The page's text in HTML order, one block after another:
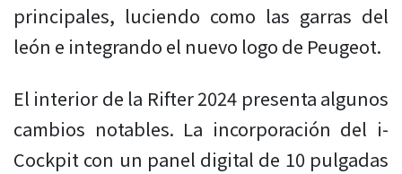
principales, luciendo como las garras del
león e integrando el nuevo logo de Peugeot.
El interior de la Rifter 2024 presenta algunos
cambios notables. La incorporación del i-
Cockpit con un panel digital de 10 pulgadas